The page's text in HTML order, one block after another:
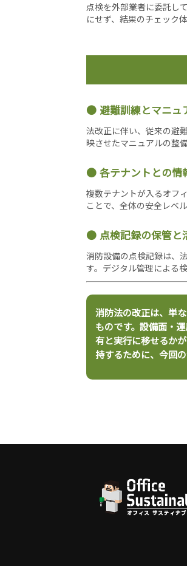
点検を外部業者に委託し
にせず、結果のチェック
避難訓練とマニュ
法改正に伴い、従来の避
映させたマニュアルの整
各テナントとの情
複数テナントが入るオフ
ことで、全体の安全レベ
点検記録の保管と
消防設備の点検記録は、
す。デジタル管理による
消防法の改正は、単
ものです。設備面・
有と実行に移せるか
持するために、今回